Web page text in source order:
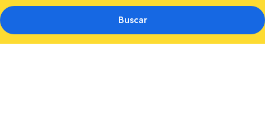
Buscar